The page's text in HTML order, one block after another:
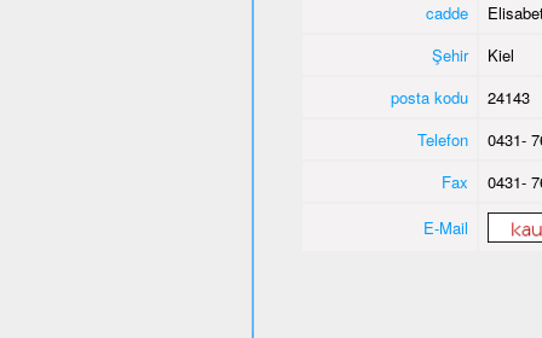
cadde
Şehir
Kiel
posta kodu
24143
Telefon
0431-
Fax
0431-
E-Mail